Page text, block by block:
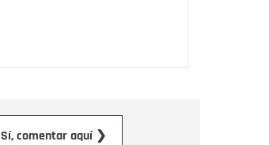
Sí, comentar aquí ❯